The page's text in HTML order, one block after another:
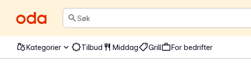
Søk
Kategorier Tilbud Middag Grill For bedrifter